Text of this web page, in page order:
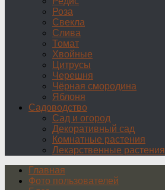
Роза
Свекла
Слива
Томат
Хвойные
Цитрусы
Черешня
Чёрная смородина
Яблоня
Садоводство
Сад и огород
Декоративный сад
Комнатные растения
Лекарственные растения
Главная
Фото пользователей